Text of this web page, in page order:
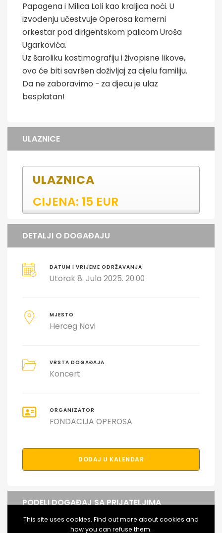
Papagena i Milica Loli kao kraljica noći. U
izvođenju učestvuje Operosa kamerni
orkestar pod dirigentskom palicom Uroša
Ugarkovića.
Uz šaroliku kostimografiju i živopisne likove,
ovo će biti savršen doživljaj za cijelu familiju.
Da ne zaboravimo - za djecu je ulaz
besplatan!
ULAZNICE
ULAZNICA
CIJENA: 15 EUR
DETALJI O DOGAĐAJU
DATUM I VRIJEME ODRŽAVANJA
Utorak 8. Jula 2025. 20.00
MJESTO
Herceg Novi
VRSTA DOGAĐAJA
Koncert
ORGANIZATOR
FONDACIJA OPEROSA
DODAJ U KALENDAR
PODELI DOGAĐAJ SA PRIJATELJIMA
This site uses cookies. Find out more about cookies and
how you can refuse them.